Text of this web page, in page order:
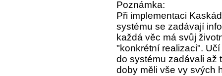
Poznámka:
Při implementaci
systému se zadávají
každá věc má svůj
"konkrétní realizaci".
do systému zadávali až
doby měli vše vy svých